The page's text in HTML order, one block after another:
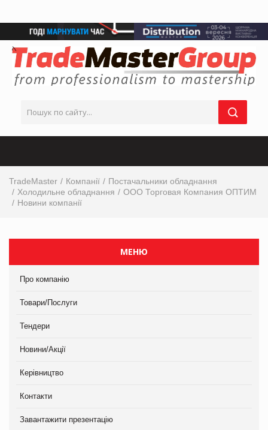
TradeMaster Компанії
Постачальники обладнання
Холодильне обладнання
OOO Торговая Компания ОПТИМ
Новини компанії
МЕНЮ
Про компанію
Товари/Послуги
Тендери
Новини/Акції
Керівництво
Контакти
Завантажити презентацію